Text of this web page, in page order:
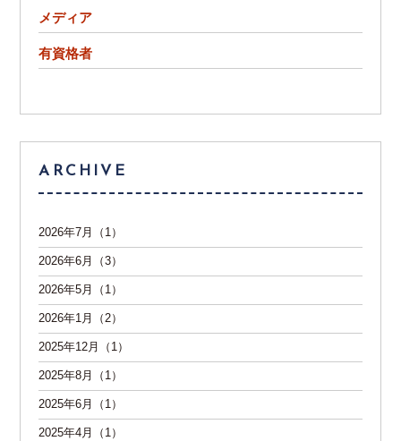
メディア
有資格者
ARCHIVE
2026年7月（1）
2026年6月（3）
2026年5月（1）
2026年1月（2）
2025年12月（1）
2025年8月（1）
2025年6月（1）
2025年4月（1）